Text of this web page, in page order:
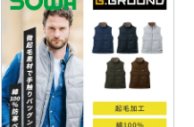
東洋物産工業
藤井電工